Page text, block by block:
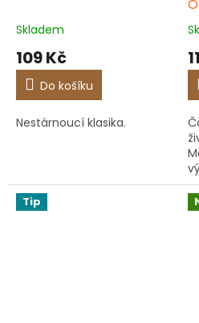
Skladem
109 Kč
Do košíku
Nestárnoucí klasika.
Tip